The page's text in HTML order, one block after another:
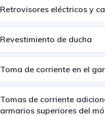
Retrovisores eléctricos y
Revestimiento de ducha
Toma de corriente en el
Tomas de corriente
armarios superiores del